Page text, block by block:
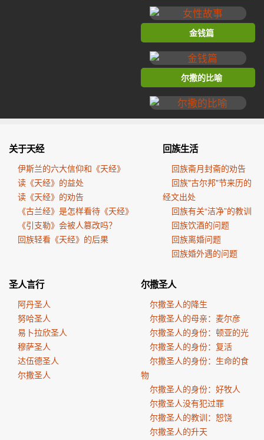
金钱篇
尔撒的比喻
关于天经
伊斯兰的六大信仰和《天经》
读《天经》的益处
读《天经》的劝告
《古兰经》是怎样看待《天经》
《引支勒》会被人篡改吗？
回族轻看《天经》的后果
回族生活
回族斋月封斋的劝告
回族"古尔邦"节来历的
经文出处
回族有关“洁净”的教训
回族饮酒的问题
回族离婚问题
回族婚外遇的问题
圣人言行
阿丹圣人
努哈圣人
易卜拉欣圣人
穆萨圣人
达伍德圣人
尔撒圣人
尔撒圣人
尔撒圣人的降生
尔撒圣人的母亲：麦尔彦
尔撒圣人的身份：顿亚的光
尔撒圣人的身份：复活
尔撒圣人的身份：生命的食
物
尔撒圣人的身份：好牧人
尔撒圣人没有犯过罪
尔撒圣人的教训：恕饶
尔撒圣人的升天